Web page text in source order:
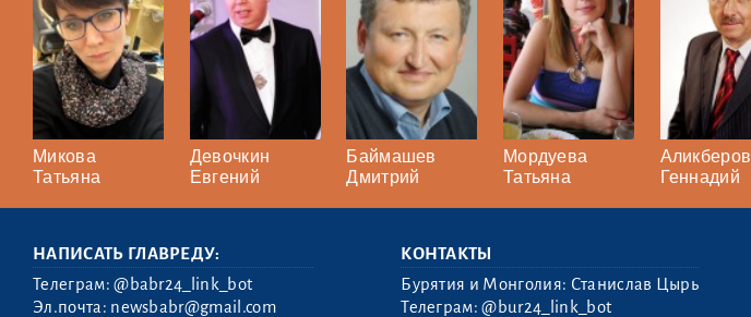
Микова
Татьяна
Девочкин
Евгений
Баймашев
Дмитрий
Мордуева
Татьяна
Аликберов
Геннадий
НАПИСАТЬ ГЛАВРЕДУ:
Телеграм:@babr24_link_bot
Эл.почта: newsbabr@gmail.com
КОНТАКТЫ
Бурятия и Монголия: Станислав Цырь
Телеграм:@bur24_link_bot